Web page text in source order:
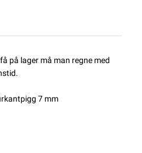
på lager må man regne med
7 mm